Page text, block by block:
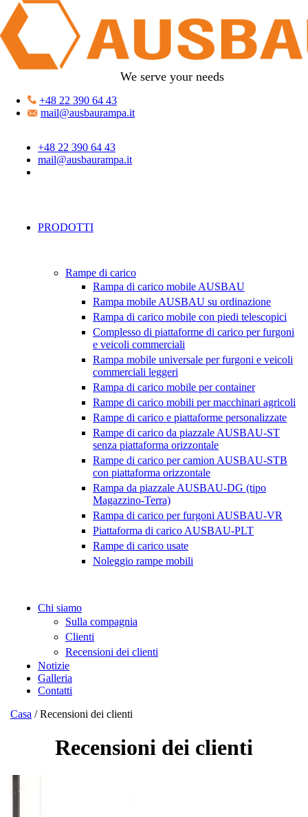
We serve your needs
+48 22 390 64 43
mail@ausbaurampa.it
+48 22 390 64 43
mail@ausbaurampa.it
PRODOTTI
Rampe di carico
Rampa di carico mobile AUSBAU
Rampa mobile AUSBAU su ordinazione
Rampa di carico mobile con piedi telescopici
Complesso di piattaforme di carico per furgoni
e veicoli commerciali
Rampa mobile universale per furgoni e veicoli
commerciali leggeri
Rampa di carico mobile per container
Rampe di carico mobili per macchinari agricoli
Rampe di carico e piattaforme personalizzate
Rampe di carico da piazzale AUSBAU-ST
senza piattaforma orizzontale
Rampe di carico per camion AUSBAU-STB
con piattaforma orizzontale
Rampa da piazzale AUSBAU-DG (tipo
Magazzino-Terra)
Rampa di carico per furgoni AUSBAU-VR
Piattaforma di carico AUSBAU-PLT
Rampe di carico usate
Noleggio rampe mobili
Chi siamo
Sulla compagnia
Clienti
Recensioni dei clienti
Notizie
Galleria
Contatti
Casa / Recensioni dei clienti
Recensioni dei clienti